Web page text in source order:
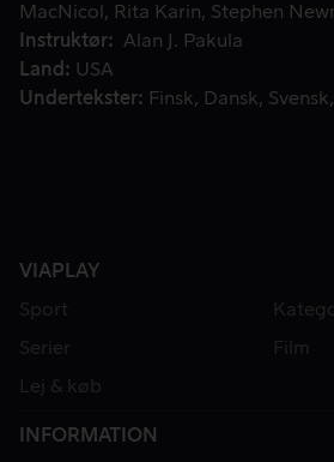
MacNicol
Rita Karin Stephen
Instruktør
Alan J. Pakula
Land
USA
Undertekster
Finsk Dansk Svensk
VIAPLAY
Sport
Serier
Film
Lej & køb
INFORMATION